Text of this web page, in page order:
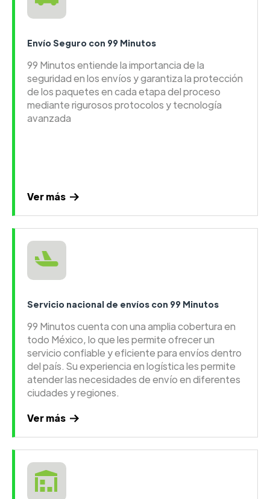
Envío Seguro con 99 Minutos
99 Minutos entiende la importancia de la
seguridad en los envíos y garantiza la protección
de los paquetes en cada etapa del proceso
mediante rigurosos protocolos y tecnología
avanzada
Ver más
Servicio nacional de envíos con 99 Minutos
99 Minutos cuenta con una amplia cobertura en
todo México, lo que les permite ofrecer un
servicio confiable y eficiente para envíos dentro
del país. Su experiencia en logística les permite
atender las necesidades de envío en diferentes
ciudades y regiones.
Ver más